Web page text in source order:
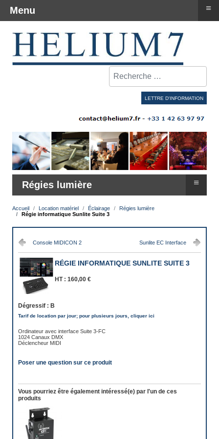
Rechercher
LETTRE D'INFORMATION
Régies lumière ≡
Accueil Location matériel Éclairage
Régies lumière
Régie informatique Sunlite Suite 3
Console MIDICON 2 Sunlite EC Interface
RÉGIE INFORMATIQUE SUNLITE SUITE 3
HT : 160,00 €
Dégressif : B
Tarif de location par jour; pour plusieurs jours, cliquer ici
Ordinateur avec interface Suite 3-FC
1024 Canaux DMX
Déclencheur MIDI
Poser une question sur ce produit
Vous pourriez être également intéressé(e) par l'un de ces
produits
Menu ≡